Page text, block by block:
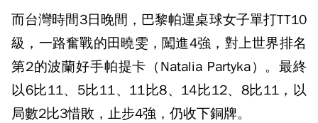
而台灣時間3日晚間，巴黎帕運桌球女子單打TT10
級，一路奮戰的田曉雯，闖進4強，對上世界排名
第2的波蘭好手帕提卡（Natalia Partyka）。最終
以6比11、5比11、11比8、14比12、8比11，以
局數2比3惜敗，止步4強，仍收下銅牌。